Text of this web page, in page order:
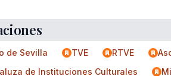
de Sevilla TVE RTVE
de Instituciones Culturales